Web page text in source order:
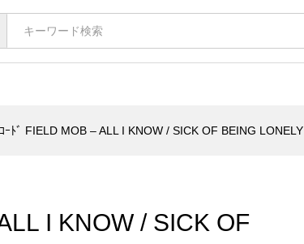
ｰﾄﾞ FIELD MOB – ALL I KNOW / SICK OF BEING LONELY
I KNOW / SICK OF
KNOW / SICK OF BEING LONELY